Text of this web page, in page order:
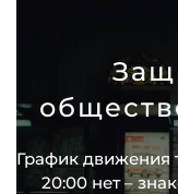
График движения
20:00 нет –